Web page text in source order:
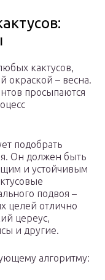
кактусов,
окраской – весна.
просыпаются
подобрать
Он должен быть
и устойчивым
подвоя –
целей отлично
цереус,
и другие.
алгоритму: